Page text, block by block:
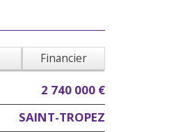
Financier
2 740 000 €
SAINT-TROPEZ